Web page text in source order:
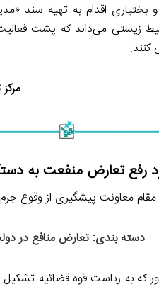
اقدام به تهیه سند
زیستی می‌داند که پشت
کنند.
رفع تعارض منفعت به
معاونت پیشگیری از وقوع جرم قوه
دسته بندی: تعارض منافع در